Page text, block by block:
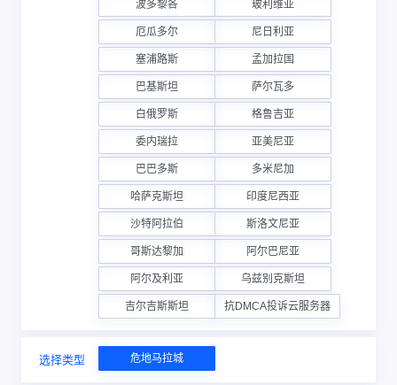
波多黎各 玻利维亚
厄瓜多尔 尼日利亚
塞浦路斯 孟加拉国
巴基斯坦 萨尔瓦多
白俄罗斯 格鲁吉亚
委内瑞拉 亚美尼亚
巴巴多斯 多米尼加
哈萨克斯坦 印度尼西亚
沙特阿拉伯 斯洛文尼亚
哥斯达黎加 阿尔巴尼亚
阿尔及利亚 乌兹别克斯坦
吉尔吉斯斯坦 抗DMCA投诉云服务器
选择类型 危地马拉城